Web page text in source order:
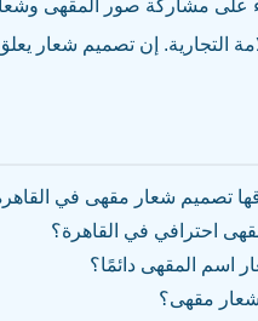
التجارية. إن تصميم شعار
تصميم شعار مقهى في
احترافي في القاهرة؟
اسم المقهى دائمًا؟
شعار مقهى؟